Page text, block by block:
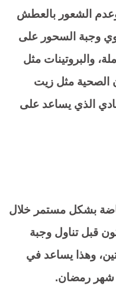
وعدم الشعور بالعطش
وجبة السحور على
والبروتينات مثل
الصحية مثل زيت
الذي يساعد على
بشكل مستمر خلال
قبل تناول وجبة
وهذا يساعد في
شهر رمضان.